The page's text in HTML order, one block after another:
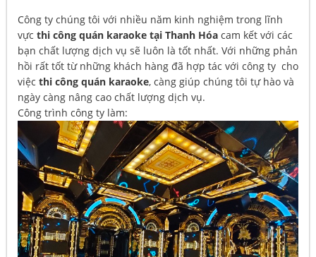
Công ty chúng tôi với nhiều năm kinh nghiệm trong lĩnh
vực thi công quán karaoke tại Thanh Hóa cam kết với các
bạn chất lượng dịch vụ sẽ luôn là tốt nhất. Với những phản
hồi rất tốt từ những khách hàng đã hợp tác với công ty cho
việc thi công quán karaoke, càng giúp chúng tôi tự hào và
ngày càng nâng cao chất lượng dịch vụ.
Công trình công ty làm: